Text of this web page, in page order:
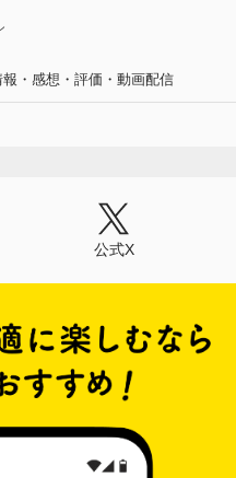
・感想・評価・動画配信
公式X